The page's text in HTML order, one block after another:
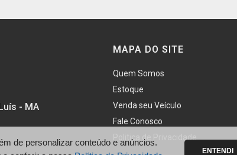
- MA
MAPA DO SITE
Quem Somos
Estoque
Venda seu Veículo
Fale Conosco
Politica de Privacidade
de personalizar conteúdo e anúncios.
ENTENDI